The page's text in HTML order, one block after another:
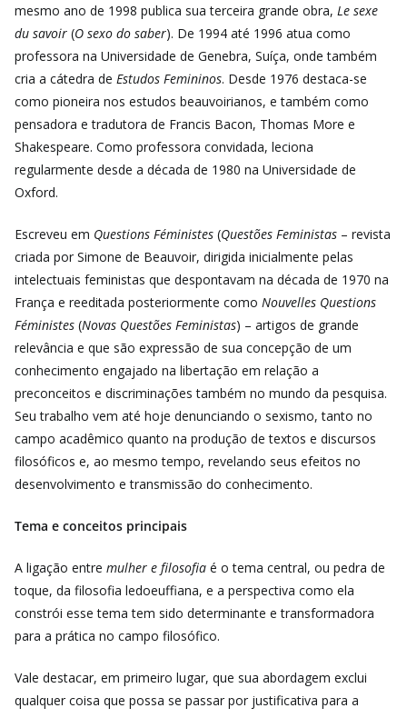
mesmo ano de 1998 publica sua terceira grande obra, Le sexe
du savoir (O sexo do saber). De 1994 até 1996 atua como
professora na Universidade de Genebra, Suíça, onde também
cria a cátedra de Estudos Femininos. Desde 1976 destaca-se
como pioneira nos estudos beauvoirianos, e também como
pensadora e tradutora de Francis Bacon, Thomas More e
Shakespeare. Como professora convidada, leciona
regularmente desde a década de 1980 na Universidade de
Oxford.
Escreveu em Questions Féministes (Questões Feministas – revista
criada por Simone de Beauvoir, dirigida inicialmente pelas
intelectuais feministas que despontavam na década de 1970 na
França e reeditada posteriormente como Nouvelles Questions
Féministes (Novas Questões Feministas) – artigos de grande
relevância e que são expressão de sua concepção de um
conhecimento engajado na libertação em relação a
preconceitos e discriminações também no mundo da pesquisa.
Seu trabalho vem até hoje denunciando o sexismo, tanto no
campo acadêmico quanto na produção de textos e discursos
filosóficos e, ao mesmo tempo, revelando seus efeitos no
desenvolvimento e transmissão do conhecimento.
Tema e conceitos principais
A ligação entre mulher e filosofia é o tema central, ou pedra de
toque, da filosofia ledoeuffiana, e a perspectiva como ela
constrói esse tema tem sido determinante e transformadora
para a prática no campo filosófico.
Vale destacar, em primeiro lugar, que sua abordagem exclui
qualquer coisa que possa se passar por justificativa para a